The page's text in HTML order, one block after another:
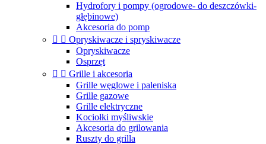
Hydrofory i pompy (ogrodowe- do deszczówki-
głębinowe)
Akcesoria do pomp
  Opryskiwacze i spryskiwacze
Opryskiwacze
Osprzęt
  Grille i akcesoria
Grille węglowe i paleniska
Grille gazowe
Grille elektryczne
Kociołki myśliwskie
Akcesoria do grilowania
Ruszty do grilla